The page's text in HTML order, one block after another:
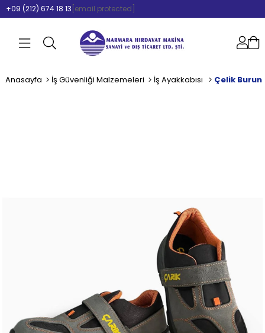
+09 (212) 674 18 13 [email protected]
Anasayfa İş Güvenliği Malzemeleri İş Ayakkabısı Çelik